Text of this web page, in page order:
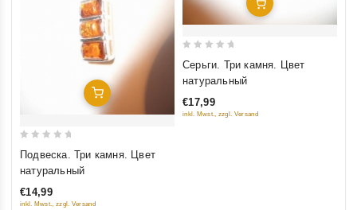
Добавить В Корзину
out
5
Подвеска. Три камня. Цвет
натуральный
€14,99
inkl. Mwst., zzgl. Versand
Добавить В Корзину
out
5
Серьги. Три камня. Цвет
натуральный
€17,99
inkl. Mwst., zzgl. Versand